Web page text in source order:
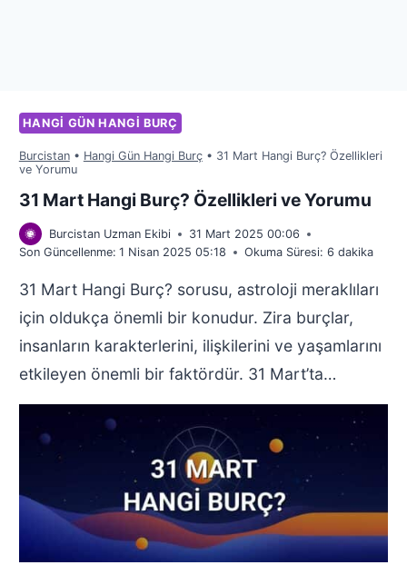
HANGI GÜN HANGI BURÇ
Burcistan• Hangi Gün Hangi Burç• 31 Mart Hangi Burç? Özellikleri
ve Yorumu
31 Mart Hangi Burç? Özellikleri ve Yorumu
Burcistan Uzman Ekibi
31 Mart 2025 00:06
Son Güncellenme: 1 Nisan 2025 05:18 Okuma Süresi: 6 dakika
31 Mart Hangi Burç? sorusu, astroloji meraklıları
için oldukça önemli bir konudur. Zira burçlar,
insanların karakterlerini, ilişkilerini ve yaşamlarını
etkileyen önemli bir faktördür. 31 Mart’ta…